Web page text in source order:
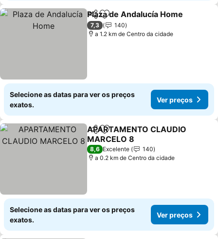
PartilharAdicionar aos favoritos
Plaza de Andalucía Home
7,3
140
a 1.2 km de Centro da cidade
Selecione as datas para ver os preços
exatos.
Ver preços
PartilharAdicionar aos favoritos
APARTAMENTO CLAUDIO
MARCELO 8
Ver preços
8,6 Excelente
140
a 0.2 km de Centro da cidade
Selecione as datas para ver os preços
exatos.
Ver preços